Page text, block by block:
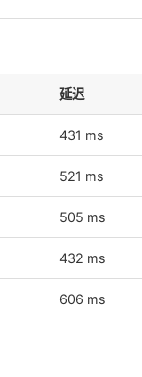
延迟
431 ms
521 ms
505 ms
432 ms
606 ms